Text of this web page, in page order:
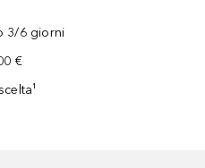
3/6 giorni
€